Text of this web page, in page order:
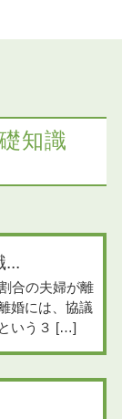
知識
...
合の夫婦が離
婚には、協議
いう３ […]